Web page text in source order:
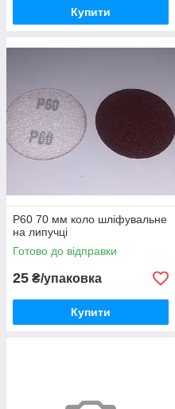
Купити
Р60 70 мм коло шліфувальне
на липучці
Готово до відправки
25 ₴/упаковка
Купити